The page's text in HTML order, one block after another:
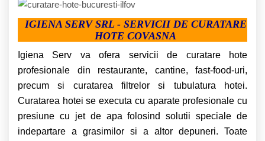
IGIENA SERV SRL - SERVICII DE CURATARE
HOTE COVASNA
Igiena Serv va ofera servicii de curatare hote
profesionale din restaurante, cantine, fast-food-uri,
precum si curatarea filtrelor si tubulatura hotei.
Curatarea hotei se executa cu aparate profesionale cu
presiune cu jet de apa folosind solutii speciale de
indepartare a grasimilor si a altor depuneri. Toate